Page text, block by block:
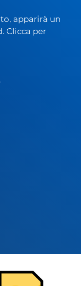
apparirà un
Clicca per